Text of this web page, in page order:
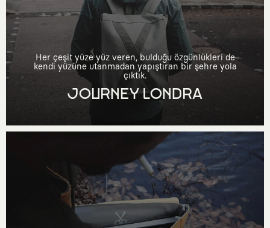
Her çeşit yüze yüz veren, bulduğu özgünlükleri de
kendi yüzüne utanmadan yapıştıran bir şehre yola
çıktık.
JOURNEY LONDRA